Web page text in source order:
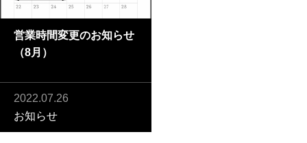
営業時間変更のお知らせ
（8月）
2022.07.26
お知らせ